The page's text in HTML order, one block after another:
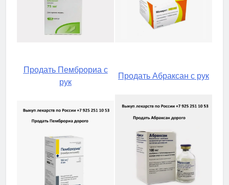
Продать Пемброриа с
рук
Продать Абраксан с рук